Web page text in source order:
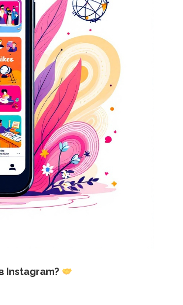
Instagram?